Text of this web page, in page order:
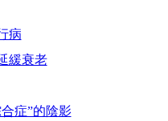
病
緩衰老
症”的陰影